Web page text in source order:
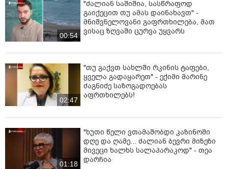
00:54
"ძალიან საშიშია, სასწრაფოდ
გაიქეცით თუ ამას დაინახავთ" -
მნიშვნელოვანი გაფრთხილება, მათ
ვისაც ზღვაში ცურვა უყვარს
02:47
"თუ გაქვთ სახლში რკინის ტაფები,
ყველა გადაყარეთ" - ექიმი მარინე
ძაგნიძე საზოგადოებას
აფრთხილებს!
01:18
"ხუთი წელი ვთამაშობდი კაზინოში
დღე და ღამე... ძალიან ბევრი მიზეზი
მივეცი ხალხს სალაპარაკოდ" - თეა
დარჩია